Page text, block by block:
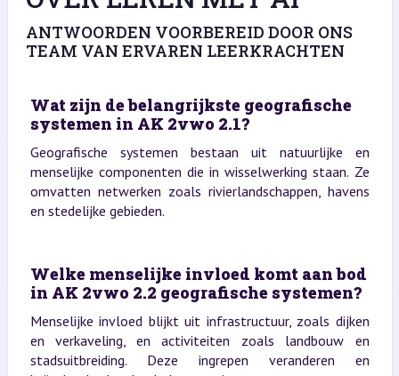
ANTWOORDEN VOORBEREID DOOR ONS
TEAM VAN ERVAREN LEERKRACHTEN
Wat zijn de belangrijkste geografische
systemen in AK 2vwo 2.1?
Geografische systemen bestaan uit natuurlijke en
menselijke componenten die in wisselwerking staan. Ze
omvatten netwerken zoals rivierlandschappen, havens
en stedelijke gebieden.
Welke menselijke invloed komt aan bod
in AK 2vwo 2.2 geografische systemen?
Menselijke invloed blijkt uit infrastructuur, zoals dijken
en verkaveling, en activiteiten zoals landbouw en
stadsuitbreiding. Deze ingrepen veranderen en